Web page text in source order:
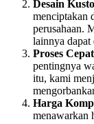
Desain
menciptakan
perusahaan.
lainnya dapat
Proses
pentingnya
itu, kami
Harga
menawarkan